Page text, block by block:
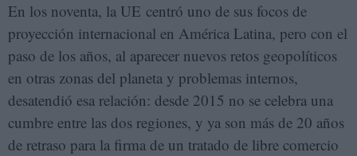
En los noventa, la UE centró uno de sus focos de
proyección internacional en América Latina, pero con el
paso de los años, al aparecer nuevos retos geopolíticos
en otras zonas del planeta y problemas internos,
desatendió esa relación: desde 2015 no se celebra una
cumbre entre las dos regiones, y ya son más de 20 años
de retraso para la firma de un tratado de libre comercio